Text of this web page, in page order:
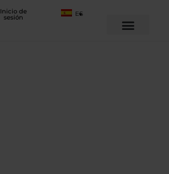
Inicio de
sesión ES